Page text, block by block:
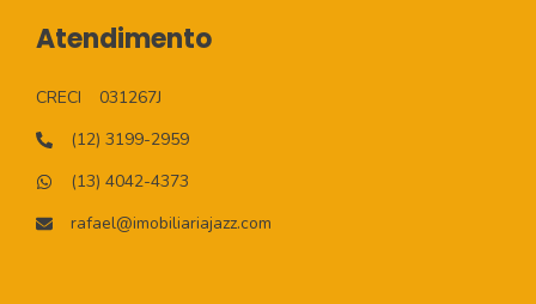
Atendimento
CRECI
031267J
(12) 3199-2959
(13) 4042-4373
rafael@imobiliariajazz.com